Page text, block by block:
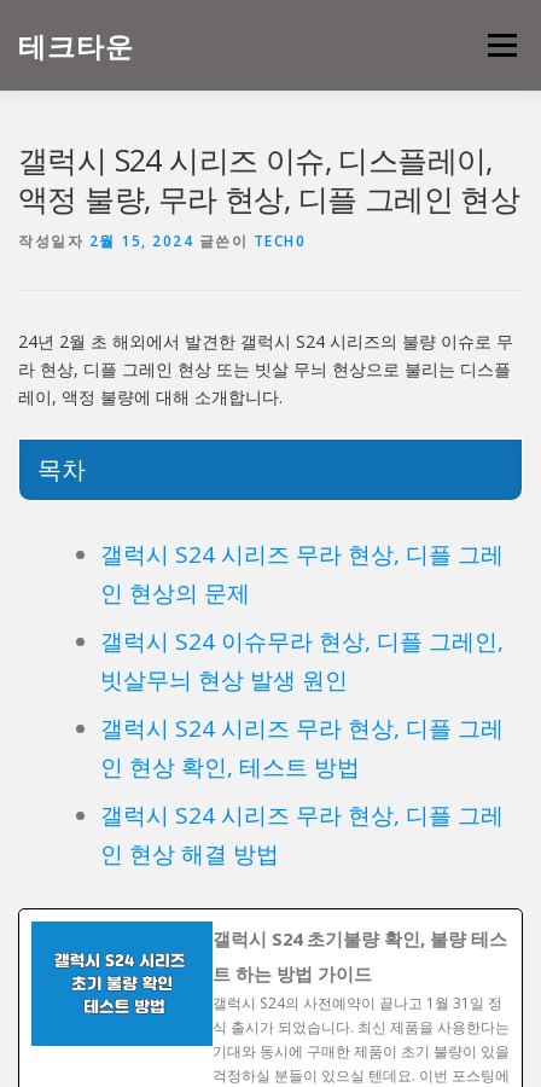
테크타운 메뉴
갤럭시 S24 시리즈 이슈, 디스플레이,
액정 불량, 무라 현상, 디플 그레인 현상
작성일자 2월 15, 2024 글쓴이 TECH0
24년 2월 초 해외에서 발견한 갤럭시 S24 시리즈의 불량 이슈로 무
라 현상, 디플 그레인 현상 또는 빗살 무늬 현상으로 불리는 디스플
레이, 액정 불량에 대해 소개합니다.
목차
갤럭시 S24 시리즈 무라 현상, 디플 그레
인 현상의 문제
갤럭시 S24 이슈무라 현상, 디플 그레인,
빗살무늬 현상 발생 원인
갤럭시 S24 시리즈 무라 현상, 디플 그레
인 현상 확인, 테스트 방법
갤럭시 S24 시리즈 무라 현상, 디플 그레
인 현상 해결 방법
갤럭시 S24 초기불량 확인, 불량 테스
트 하는 방법 가이드
갤럭시 S24의 사전예약이 끝나고 1월 31일 정
식 출시가 되었습니다. 최신 제품을 사용한다는
기대와 동시에 구매한 제품이 초기 불량이 있을
걱정하실 분들이 있으실 텐데요. 이번 포스팅에